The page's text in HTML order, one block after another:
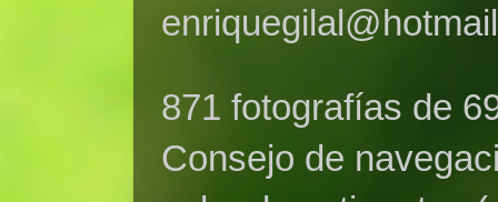
871 fotografías de
Consejo de